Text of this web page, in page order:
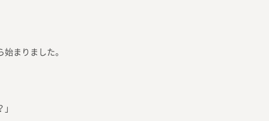
まりました。